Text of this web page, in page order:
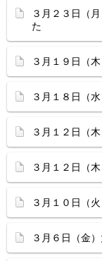
３月２３日（
た
３月１９日（
３月１８日（
３月１２日（
３月１２日（
３月１０日（
３月６日（金